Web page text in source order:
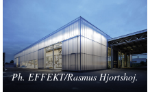
Ph. EFFEKT/Rasmus Hjortshoj.